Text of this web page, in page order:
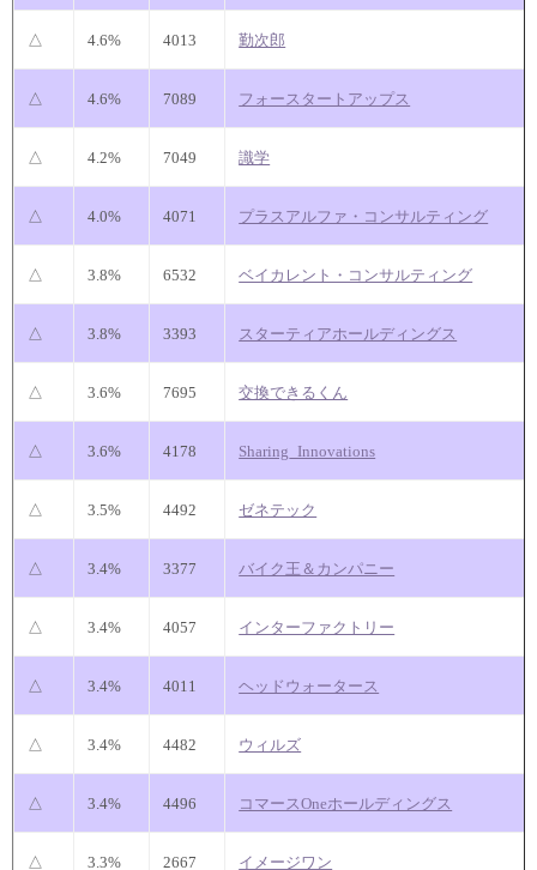
△ 4.6% 4013 勤次郎
△ 4.6% 7089 フォースタートアップス
△ 4.2% 7049 識学
△ 4.0% 4071 プラスアルファ・コンサルティング
△ 3.8% 6532 ベイカレント・コンサルティング
△ 3.8% 3393 スターティアホールディングス
△ 3.6% 7695 交換できるくん
△ 3.6% 4178 Sharing_Innovations
△ 3.5% 4492 ゼネテック
△ 3.4% 3377 バイク王＆カンパニー
△ 3.4% 4057 インターファクトリー
△ 3.4% 4011 ヘッドウォータース
△ 3.4% 4482 ウィルズ
△ 3.4% 4496 コマースOneホールディングス
△ 3.3% 2667 イメージワン